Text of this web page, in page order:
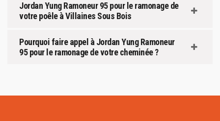
Jordan Yung Ramoneur 95 pour le ramonage de
votre poêle à Villaines Sous Bois
Pourquoi faire appel à Jordan Yung Ramoneur
95 pour le ramonage de votre cheminée ?